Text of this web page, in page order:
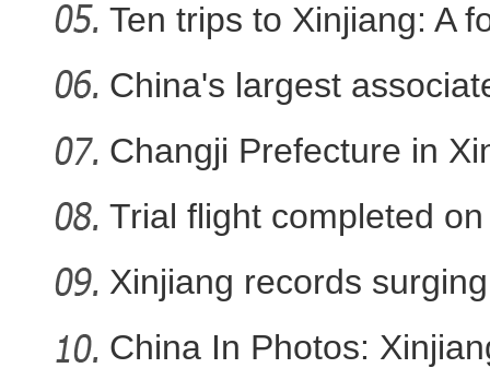
bu…
Ten trips to Xinjiang: A
China's largest
sta…
Changji Prefecture in
Trial flight completed
…
Xinjiang records
China In Photos: